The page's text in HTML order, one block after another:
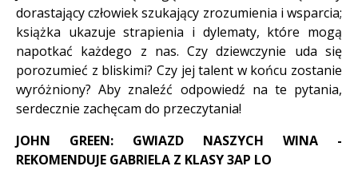
dorastający człowiek szukający zrozumienia i wsparcia;
książka ukazuje strapienia i dylematy, które mogą
napotkać każdego z nas. Czy dziewczynie uda się
porozumieć z bliskimi? Czy jej talent w końcu zostanie
wyróżniony? Aby znaleźć odpowiedź na te pytania,
serdecznie zachęcam do przeczytania!
JOHN GREEN: GWIAZD NASZYCH WINA -
REKOMENDUJE GABRIELA Z KLASY 3AP LO